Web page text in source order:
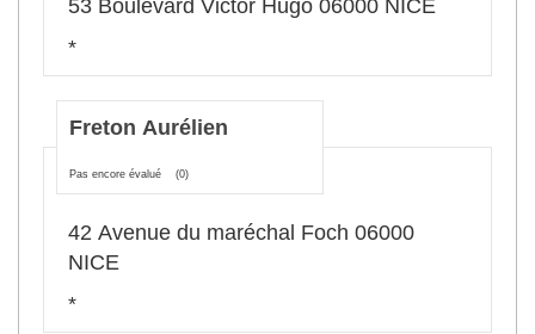
53 Boulevard Victor Hugo 06000 NICE
*
Freton Aurélien
Pas encore évalué (0)
42 Avenue du maréchal Foch 06000
NICE
*